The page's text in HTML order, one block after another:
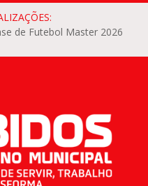
de Futebol Master 2026